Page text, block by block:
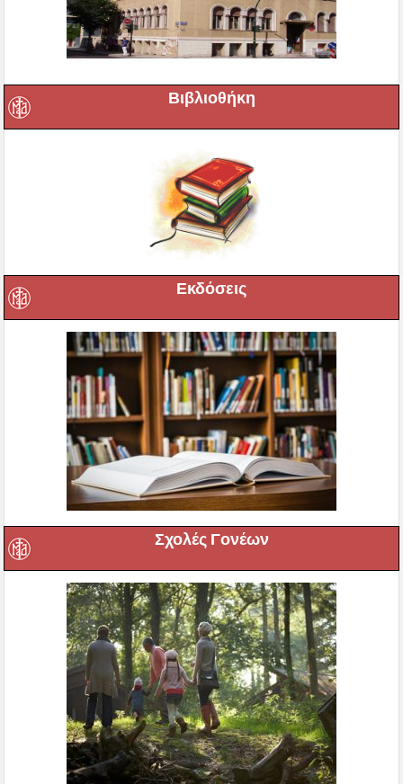
Βιβλιοθήκη
Εκδόσεις
Σχολές Γονέων